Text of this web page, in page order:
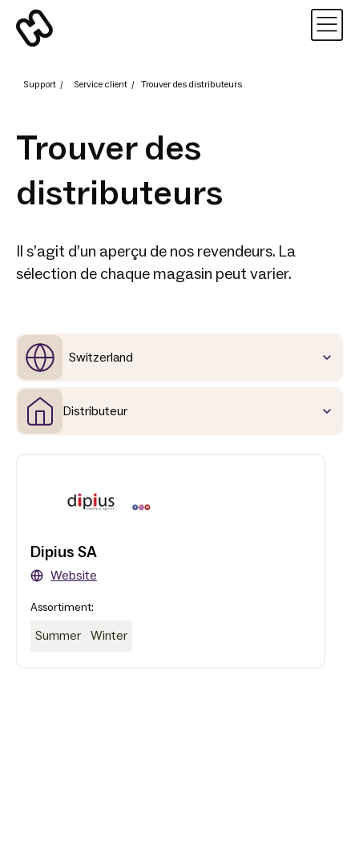
Support / Service client / Trouver des distributeurs
Trouver des
distributeurs
Il s’agit d’un aperçu de nos revendeurs. La
sélection de chaque magasin peut varier.
Switzerland
Distributeur
Dipius SA
Website
Assortiment:
Summer Winter